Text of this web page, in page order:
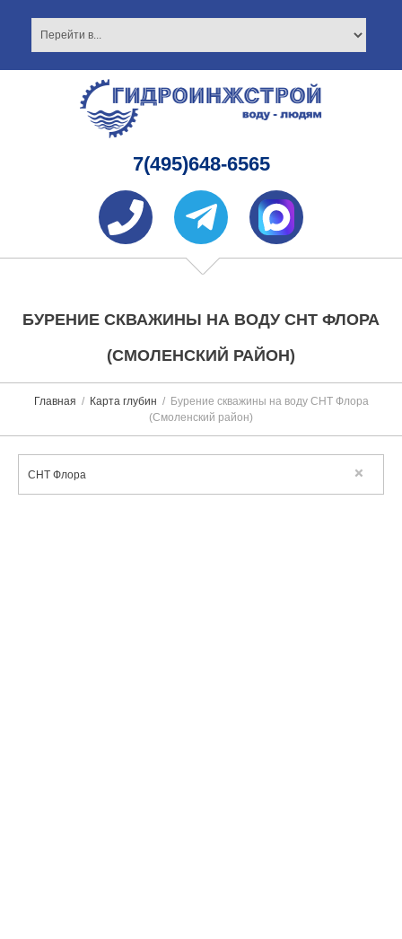
7(495)648-6565
БУРЕНИЕ СКВАЖИНЫ НА ВОДУ СНТ ФЛОРА
(СМОЛЕНСКИЙ РАЙОН)
Главная Карта глубин
Бурение скважины на воду СНТ Флора
(Смоленский район)